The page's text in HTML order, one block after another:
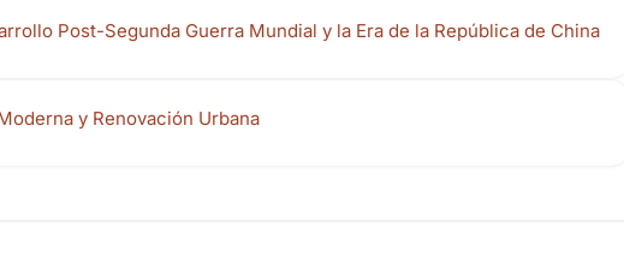
Post-Segunda Guerra Mundial y la Era de la República de China
y Renovación Urbana